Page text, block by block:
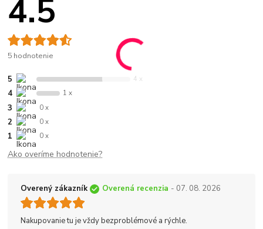
4.5
5 hodnotenie
5 4 x
4 1 x
3 0 x
2 0 x
1 0 x
Ako overíme hodnotenie?
Overený zákazník Overená recenzia - 07. 08. 2026
Nakupovanie tu je vždy bezproblémové a rýchle.